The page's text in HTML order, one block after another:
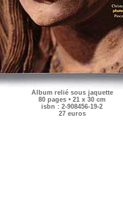
Album relié sous jaquette
80 pages • 21 x 30 cm
isbn : 2-908456-19-2
27 euros